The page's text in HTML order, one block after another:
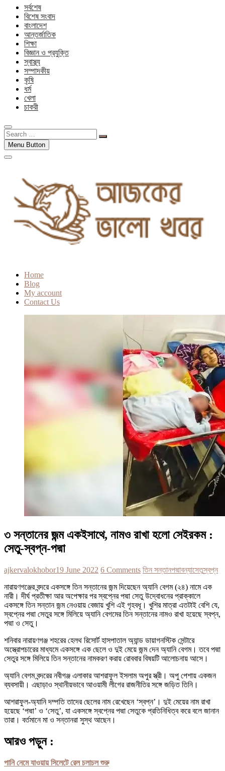
সর্বশেষ
বিশেষ সংবাদ
বাংলাদেশ
আন্তর্জাতিক
শিক্ষা
বিজ্ঞান ও প্রযুক্তি
স্বাস্থ্য
সম্পাদকীয়
কৃষি
ধর্ম
খেলা
চাকরী
Search
…Menu Button
Home
Blog
My account
Contact Us
৩ সন্তানের জন্ম একইসাথে, নামও রাখা হলো সেইরকম :
সেতু-স্বপ্ন-পদ্মা
ajkervalokhobor19 June 2022 6 Comments তিন সন্তানপদ্মাবন্যাসেতুস্বপ্ন
নারায়ণগঞ্জের বন্দরে একসঙ্গে তিন সন্তানের জন্ম দিয়েছেন অ্যানি বেগম (২৪) নামে এক
নারী। দীর্ঘ প্রতীক্ষা আর অপেক্ষার পর স্বপ্নের পদ্মা সেতু উদ্বোধনের প্রাক্কালে
একসঙ্গে তিন সন্তান জন্ম নেওয়ায় বেজায় খুশি এই গৃহবধূ। খুশির মাত্রা এতটাই বেশি যে,
স্বপ্নের পদ্মা সেতুর সঙ্গে মিলিয়ে অ্যানি বেগমের তিন সন্তানের নামও রাখা হয়েছে স্বপ্ন,
পদ্মা ও সেতু।
শনিবার নারায়ণগঞ্জ শহরের হেলথ রিসোর্ট হাসপাতাল অ্যান্ড ডায়াগনস্টিক সেন্টারে
অস্ত্রোপচারের মাধ্যমে একসঙ্গে এক ছেলে ও দুই মেয়ে জন্ম দেন অ্যানি বেগম। তবে পদ্মা
সেতুর সঙ্গে মিলিয়ে তিন সন্তানের নামকরণ করায় রোববার বিষয়টি আলোচনায় আসে।
অ্যানি বেগম বন্দরের নবীগঞ্জ এলাকার আশরাফুল ইসলাম অপুর স্ত্রী। অপু পেশায় একজন
ব্যবসায়ী। এছাড়াও স্থানীয়ভাবে আওয়ামী লীগের রাজনীতির সঙ্গে জড়িত তিনি।
আশরাফুল-অ্যানি দম্পতি তাদের ছেলের নাম রেখেছেন ‘স্বপ্ন’। দুই মেয়ের নাম রাখা
হয়েছে ‘পদ্মা’ ও ‘সেতু’, যা একসঙ্গে স্বপ্নের পদ্মা সেতুকে প্রতিনিধিত্ব করে বলে জানান
তারা। বর্তমানে মা ও সন্তানরা সুস্থ আছেন।
আরও পড়ুন :
পানি নেমে যাওয়ায় সিলেটে রেল চলাচল শুরু